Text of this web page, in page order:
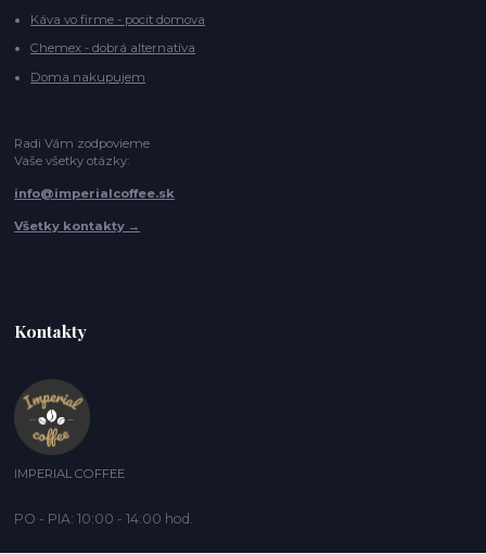
Káva vo firme - pocit domova
Chemex - dobrá alternatíva
Doma nakupujem
Radi Vám zodpovieme
Vaše všetky otázky:
info@imperialcoffee.sk
Všetky kontakty →
Kontakty
IMPERIAL COFFEE
PO - PIA: 10:00 - 14:00 hod.